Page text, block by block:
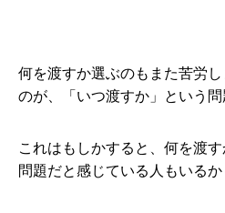
何を渡すか選ぶのもまた苦労
のが、「いつ渡すか」という問
これはもしかすると、何を渡
問題だと感じている人もいるか